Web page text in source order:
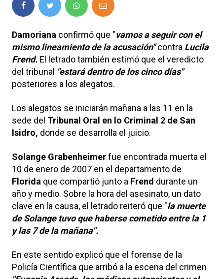
Damoriana confirmó que "vamos a seguir con el
mismo lineamiento de la acusación"contra Lucila
Frend. El letrado también estimó que el veredicto
del tribunal "estará dentro de los cinco días"
posteriores a los alegatos.
Los alegatos se iniciarán mañana a las 11 en la
sede del Tribunal Oral en lo Criminal 2 de San
Isidro, donde se desarrolla el juicio.
Solange Grabenheimerfue encontrada muerta el
10 de enero de 2007 en el departamento de
Florida que compartió junto a Frend durante un
año y medio. Sobre la hora del asesinato, un dato
clave en la causa, el letrado reiteró que "la muerte
de Solange tuvo que haberse cometido entre la 1
y las 7 de la mañana".
En este sentido explicó que el forense de la
Policía Científica que arribó a la escena del crimen